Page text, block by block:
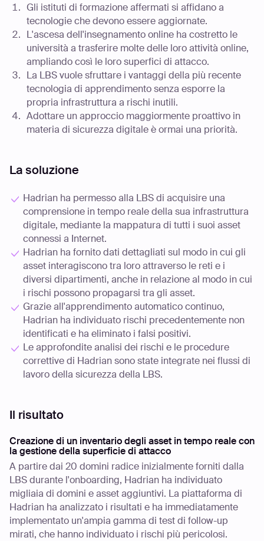
Gli istituti di formazione affermati si affidano a
tecnologie che devono essere aggiornate.
L'ascesa dell'insegnamento online ha costretto le
università a trasferire molte delle loro attività online,
ampliando così le loro superfici di attacco.
La LBS vuole sfruttare i vantaggi della più recente
tecnologia di apprendimento senza esporre la
propria infrastruttura a rischi inutili.
Adottare un approccio maggiormente proattivo in
materia di sicurezza digitale è ormai una priorità.
La soluzione
Hadrian ha permesso alla LBS di acquisire una
comprensione in tempo reale della sua infrastruttura
digitale, mediante la mappatura di tutti i suoi asset
connessi a Internet.
Hadrian ha fornito dati dettagliati sul modo in cui gli
asset interagiscono tra loro attraverso le reti e i
diversi dipartimenti, anche in relazione al modo in cui
i rischi possono propagarsi tra gli asset.
Grazie all'apprendimento automatico continuo,
Hadrian ha individuato rischi precedentemente non
identificati e ha eliminato i falsi positivi.
Le approfondite analisi dei rischi e le procedure
correttive di Hadrian sono state integrate nei flussi di
lavoro della sicurezza della LBS.
Il risultato
Creazione di un inventario degli asset in tempo reale con
la gestione della superficie di attacco
A partire dai 20 domini radice inizialmente forniti dalla
LBS durante l'onboarding, Hadrian ha individuato
migliaia di domini e asset aggiuntivi. La piattaforma di
Hadrian ha analizzato i risultati e ha immediatamente
implementato un'ampia gamma di test di follow-up
mirati, che hanno individuato i rischi più pericolosi.